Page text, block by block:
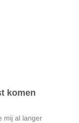
komen
mij al langer